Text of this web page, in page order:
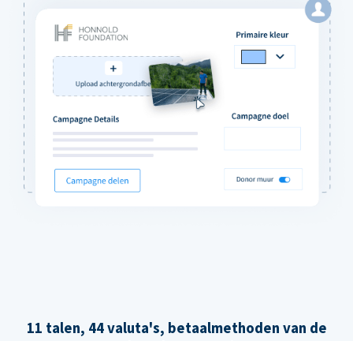
11 talen, 44 valuta's, betaalmethoden van de